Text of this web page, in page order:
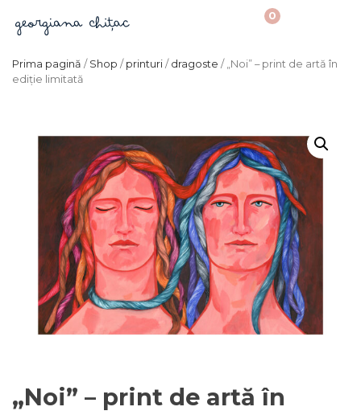
0
Prima pagină / Shop / printuri / dragoste / „Noi” – print de artă în
ediție limitată
„Noi” – print de artă în